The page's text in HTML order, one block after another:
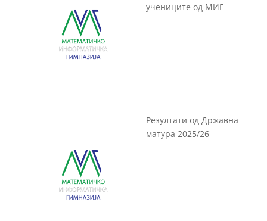
учениците од МИГ
Резултати од Државна
матура 2025/26